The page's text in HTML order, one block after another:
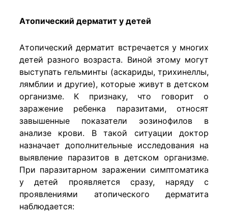
Атопический дерматит у детей
Атопический дерматит встречается у многих
детей разного возраста. Виной этому могут
выступать гельминты (аскариды, трихинеллы,
лямблии и другие), которые живут в детском
организме. К признаку, что говорит о
заражение ребенка паразитами, относят
завышенные показатели эозинофилов в
анализе крови. В такой ситуации доктор
назначает дополнительные исследования на
выявление паразитов в детском организме.
При паразитарном заражении симптоматика
у детей проявляется сразу, наряду с
проявлениями атопического дерматита
наблюдается: